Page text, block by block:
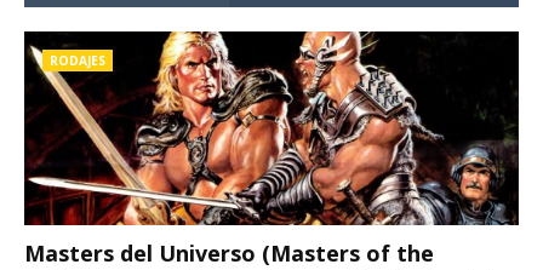
RODAJES
Masters del Universo (Masters of the